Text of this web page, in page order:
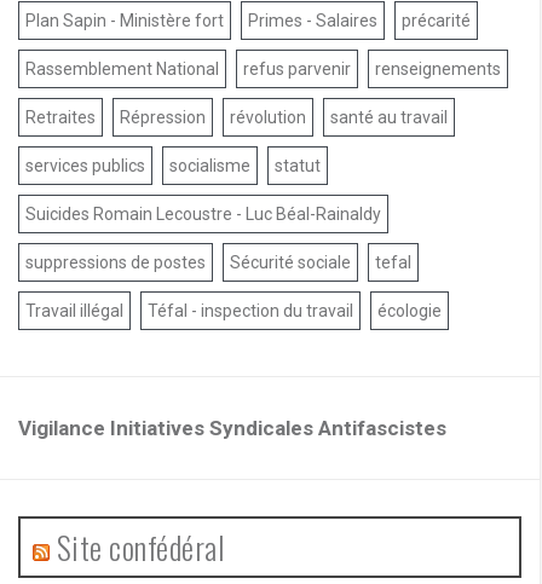
Plan Sapin - Ministère fort Primes - Salaires précarité
Rassemblement National refus parvenir renseignements
Retraites Répression révolution santé au travail
services publics socialisme statut
Suicides Romain Lecoustre - Luc Béal-Rainaldy
suppressions de postes Sécurité sociale tefal
Travail illégal Téfal - inspection du travail écologie
Vigilance Initiatives Syndicales Antifascistes
Site confédéral